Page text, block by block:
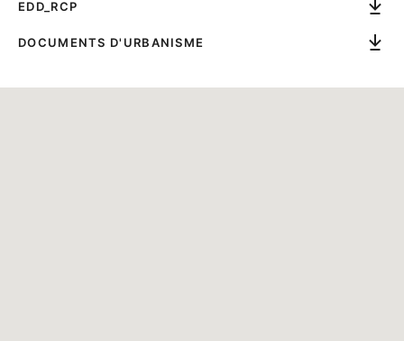
EDD_RCP
DOCUMENTS D'URBANISME